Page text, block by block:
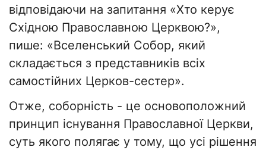
відповідаючи на запитання «Хто керує
Східною Православною Церквою?»,
пише: «Вселенський Собор, який
складається з представників всіх
самостійних Церков-сестер».
Отже, соборність - це основоположний
принцип існування Православної Церкви,
суть якого полягає у тому, що усі рішення